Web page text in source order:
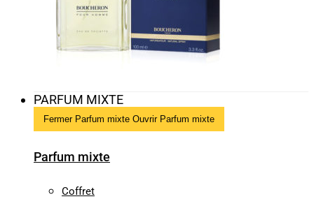
PARFUM MIXTE
Fermer Parfum mixte Ouvrir Parfum mixte
Parfum mixte
Coffret